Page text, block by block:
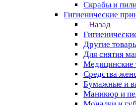
Скрабы и
Гигиенические
Назад
Другие
Для снятия
Медицинские
Средства
Бумажные и
Маникюр и